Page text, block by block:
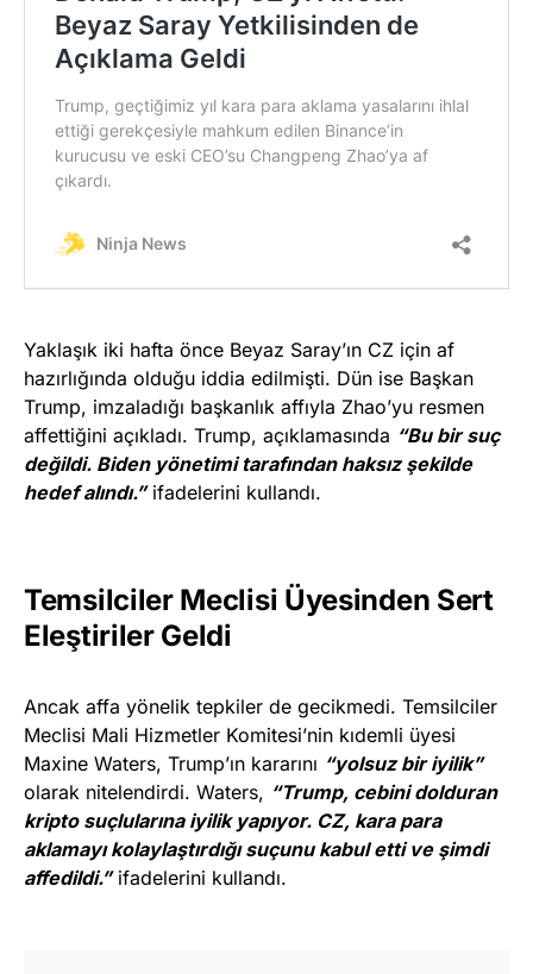
Yaklaşık iki hafta önce Beyaz Saray’ın CZ için af
hazırlığında olduğu iddia edilmişti. Dün ise Başkan
Trump, imzaladığı başkanlık affıyla Zhao’yu resmen
affettiğini açıkladı. Trump, açıklamasında “Bu bir suç
değildi. Biden yönetimi tarafından haksız şekilde
hedef alındı.”ifadelerini kullandı.
Temsilciler Meclisi Üyesinden Sert
Eleştiriler Geldi
Ancak affa yönelik tepkiler de gecikmedi. Temsilciler
Meclisi Mali Hizmetler Komitesi’nin kıdemli üyesi
Maxine Waters, Trump’ın kararını “yolsuz bir iyilik”
olarak nitelendirdi. Waters, “Trump, cebini dolduran
kripto suçlularına iyilik yapıyor. CZ, kara para
aklamayı kolaylaştırdığı suçunu kabul etti ve şimdi
affedildi.”ifadelerini kullandı.